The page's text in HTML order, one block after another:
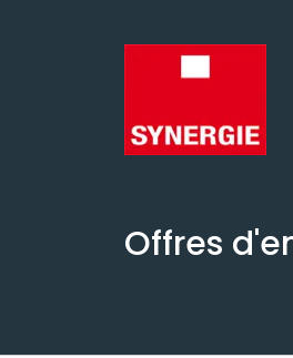
Offres